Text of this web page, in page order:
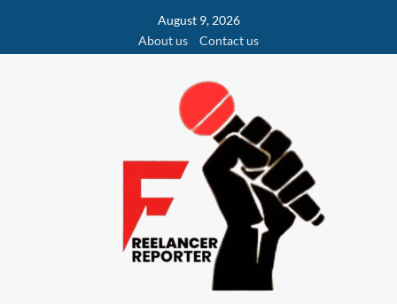
content
August 9, 2026
About us
Contact us